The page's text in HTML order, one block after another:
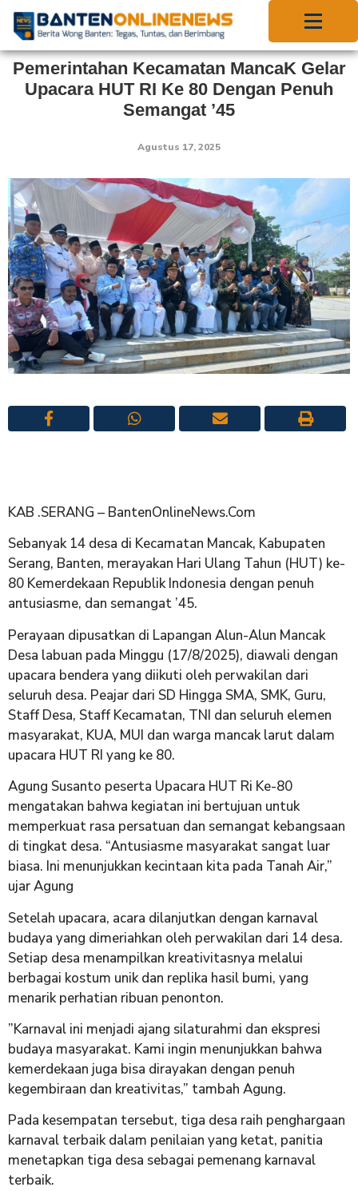
Pemerintahan Kecamatan MancaK Gelar
Upacara HUT RI Ke 80 Dengan Penuh
Semangat ’45
Agustus 17, 2025
KAB .SERANG – BantenOnlineNews.Com
Sebanyak 14 desa di Kecamatan Mancak, Kabupaten
Serang, Banten, merayakan Hari Ulang Tahun (HUT) ke-
80 Kemerdekaan Republik Indonesia dengan penuh
antusiasme, dan semangat ’45.
Perayaan dipusatkan di Lapangan Alun-Alun Mancak
Desa labuan pada Minggu (17/8/2025), diawali dengan
upacara bendera yang diikuti oleh perwakilan dari
seluruh desa. Peajar dari SD Hingga SMA, SMK, Guru,
Staff Desa, Staff Kecamatan, TNI dan seluruh elemen
masyarakat, KUA, MUI dan warga mancak larut dalam
upacara HUT RI yang ke 80.
Agung Susanto peserta Upacara HUT Ri Ke-80
mengatakan bahwa kegiatan ini bertujuan untuk
memperkuat rasa persatuan dan semangat kebangsaan
di tingkat desa. “Antusiasme masyarakat sangat luar
biasa. Ini menunjukkan kecintaan kita pada Tanah Air,”
ujar Agung
​Setelah upacara, acara dilanjutkan dengan karnaval
budaya yang dimeriahkan oleh perwakilan dari 14 desa.
Setiap desa menampilkan kreativitasnya melalui
berbagai kostum unik dan replika hasil bumi, yang
menarik perhatian ribuan penonton.
​”Karnaval ini menjadi ajang silaturahmi dan ekspresi
budaya masyarakat. Kami ingin menunjukkan bahwa
kemerdekaan juga bisa dirayakan dengan penuh
kegembiraan dan kreativitas,” tambah Agung.
Pada kesempatan tersebut, ​tiga desa raih penghargaan
karnaval terbaik ​dalam penilaian yang ketat, panitia
menetapkan tiga desa sebagai pemenang karnaval
terbaik.